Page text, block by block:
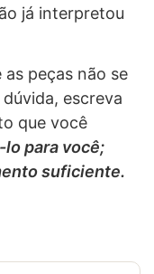
já interpretou
as peças não se
escreva
que você
para você;
suficiente.